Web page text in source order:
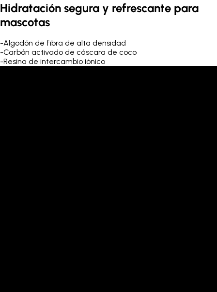
Hidratación segura y refrescante para
mascotas
-Algodón de fibra de alta densidad
-Carbón activado de cáscara de coco
-Resina de intercambio iónico